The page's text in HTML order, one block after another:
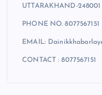
UTTARAKHAND-248001
PHONE NO. 8077567151
EMAIL:
CONTACT : 8077567151